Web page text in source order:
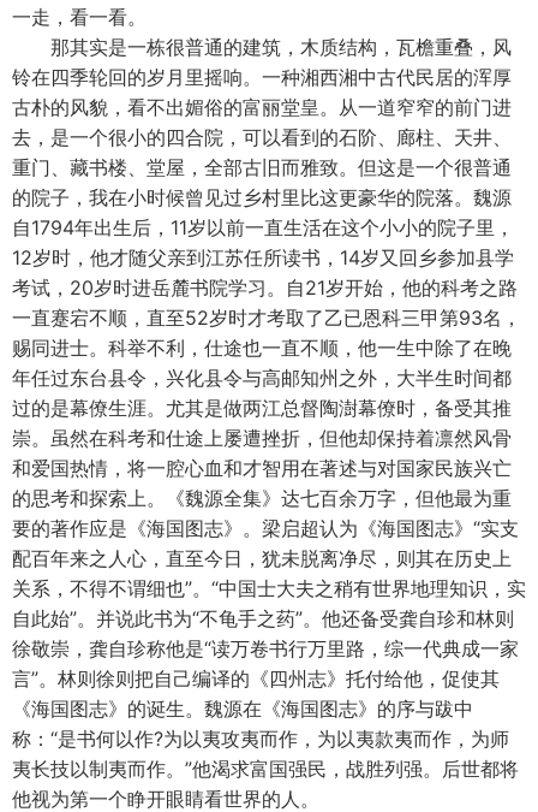
一走，看一看。
那其实是一栋很普通的建筑，木质结构，瓦檐重叠，风
铃在四季轮回的岁月里摇响。一种湘西湘中古代民居的浑厚
古朴的风貌，看不出媚俗的富丽堂皇。从一道窄窄的前门进
去，是一个很小的四合院，可以看到的石阶、廊柱、天井、
重门、藏书楼、堂屋，全部古旧而雅致。但这是一个很普通
的院子，我在小时候曾见过乡村里比这更豪华的院落。魏源
自1794年出生后，11岁以前一直生活在这个小小的院子里，
12岁时，他才随父亲到江苏任所读书，14岁又回乡参加县学
考试，20岁时进岳麓书院学习。自21岁开始，他的科考之路
一直蹇宕不顺，直至52岁时才考取了乙已恩科三甲第93名，
赐同进士。科举不利，仕途也一直不顺，他一生中除了在晚
年任过东台县令，兴化县令与高邮知州之外，大半生时间都
过的是幕僚生涯。尤其是做两江总督陶澍幕僚时，备受其推
崇。虽然在科考和仕途上屡遭挫折，但他却保持着凛然风骨
和爱国热情，将一腔心血和才智用在著述与对国家民族兴亡
的思考和探索上。《魏源全集》达七百余万字，但他最为重
要的著作应是《海国图志》。梁启超认为《海国图志》“实支
配百年来之人心，直至今日，犹未脱离净尽，则其在历史上
关系，不得不谓细也”。“中国士大夫之稍有世界地理知识，实
自此始”。并说此书为“不龟手之药”。他还备受龚自珍和林则
徐敬崇，龚自珍称他是“读万卷书行万里路，综一代典成一家
言”。林则徐则把自己编译的《四州志》托付给他，促使其
《海国图志》的诞生。魏源在《海国图志》的序与跋中
称：“是书何以作?为以夷攻夷而作，为以夷款夷而作，为师
夷长技以制夷而作。”他渴求富国强民，战胜列强。后世都将
他视为第一个睁开眼睛看世界的人。